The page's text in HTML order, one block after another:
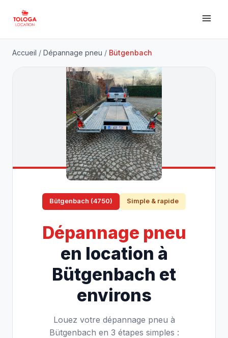
Accueil / Dépannage pneu / Bütgenbach
Bütgenbach (4750) Simple & rapide
Dépannage pneu
en location à
Bütgenbach et
environs
Louez votre dépannage pneu à
Bütgenbach en 3 étapes simples :